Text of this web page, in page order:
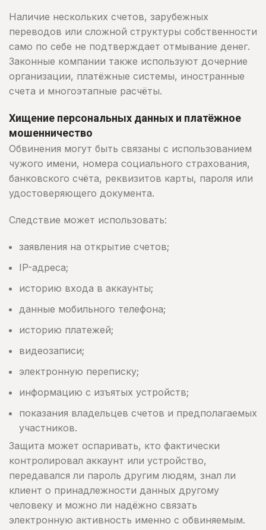
Наличие нескольких счетов, зарубежных
переводов или сложной структуры собственности
само по себе не подтверждает отмывание денег.
Законные компании также используют дочерние
организации, платёжные системы, иностранные
счета и многоэтапные расчёты.
Хищение персональных данных и платёжное
мошенничество
Обвинения могут быть связаны с использованием
чужого имени, номера социального страхования,
банковского счёта, реквизитов карты, пароля или
удостоверяющего документа.
Следствие может использовать:
заявления на открытие счетов;
IP-адреса;
историю входа в аккаунты;
данные мобильного телефона;
историю платежей;
видеозаписи;
электронную переписку;
информацию с изъятых устройств;
показания владельцев счетов и предполагаемых
участников.
Защита может оспаривать, кто фактически
контролировал аккаунт или устройство,
передавался ли пароль другим людям, знал ли
клиент о принадлежности данных другому
человеку и можно ли надёжно связать
электронную активность именно с обвиняемым.